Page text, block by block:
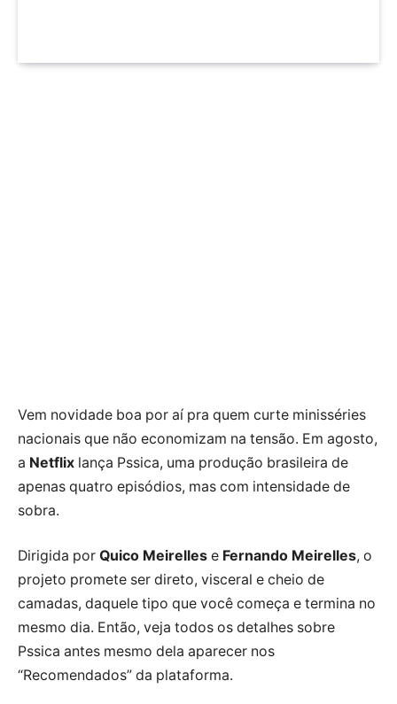
Vem novidade boa por aí pra quem curte minisséries
nacionais que não economizam na tensão. Em agosto,
a Netflix lança Pssica, uma produção brasileira de
apenas quatro episódios, mas com intensidade de
sobra.
Dirigida por Quico Meirelles e Fernando Meirelles, o
projeto promete ser direto, visceral e cheio de
camadas, daquele tipo que você começa e termina no
mesmo dia. Então, veja todos os detalhes sobre
Pssica antes mesmo dela aparecer nos
“Recomendados” da plataforma.